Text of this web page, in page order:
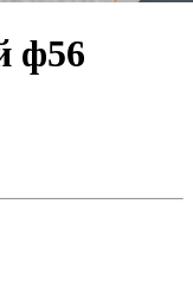
ф56